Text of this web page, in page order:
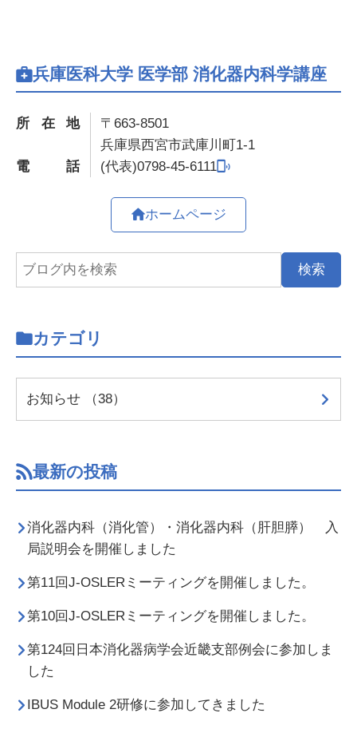
兵庫医科大学 医学部 消化器内科学講座
所在地
〒663-8501
兵庫県西宮市武庫川町1-1
電話
0798-45-6111
ホームページ
カテゴリ
お知らせ （38）
最新の投稿
消化器内科（消化管）・消化器内科（肝胆膵） 入
局説明会を開催しました
第11回J-OSLERミーティングを開催しました。
第10回J-OSLERミーティングを開催しました。
第124回日本消化器病学会近畿支部例会に参加しま
した
IBUS Module 2研修に参加してきました